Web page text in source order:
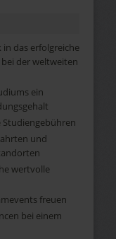
das erfolgreiche
der weltweiten
ein
und
wertvolle
freuen
bei einem